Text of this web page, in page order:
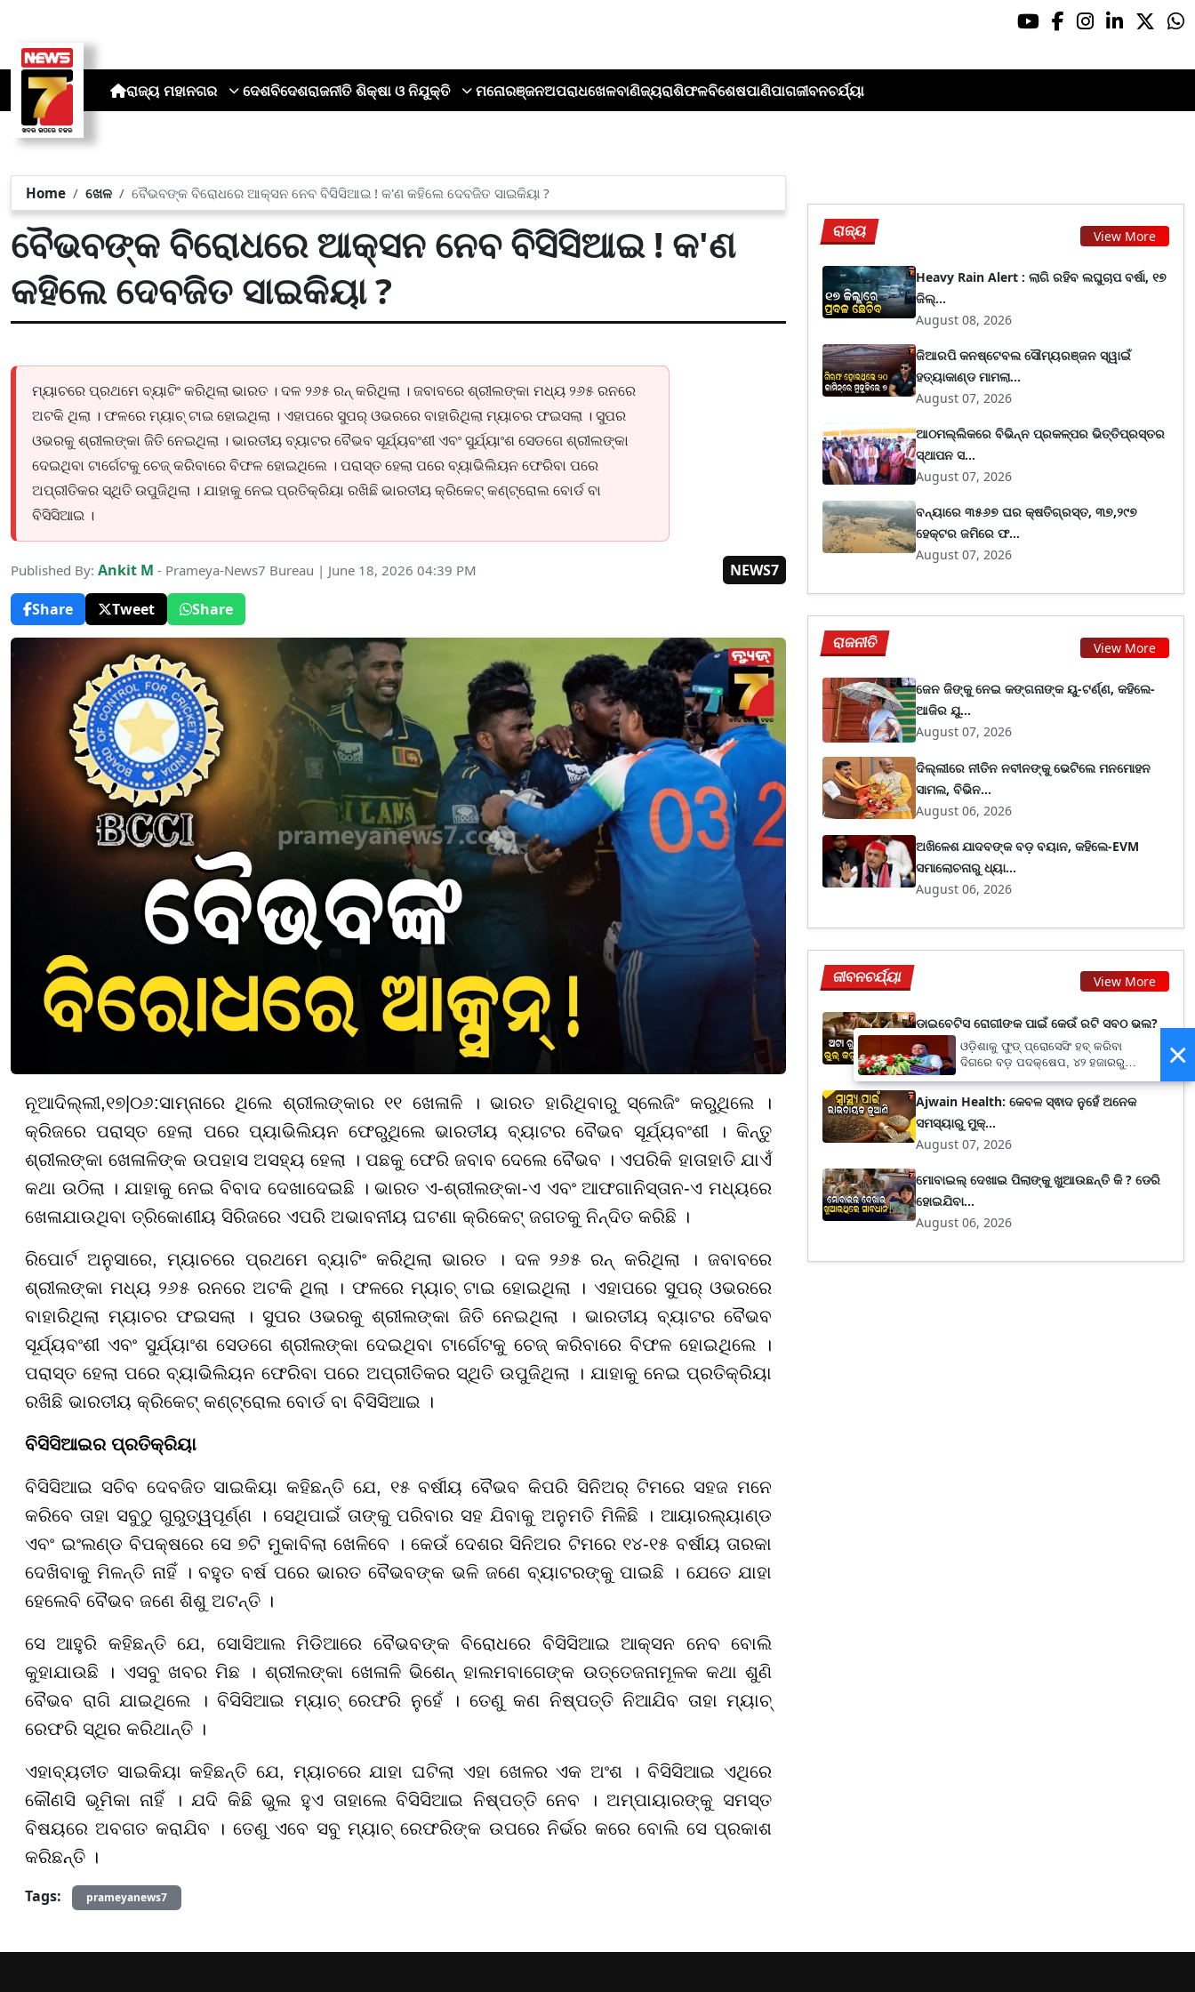
ରାଜ୍ୟ ମହାନଗର ଦେଶବିଦେଶରାଜନୀତି ଶିକ୍ଷା ଓ ନିଯୁକ୍ତି ମନୋରଞ୍ଜନଅପରାଧଖେଳବାଣିଜ୍ୟରାଶିଫଳବିଶେଷପାଣିପାଗଜୀବନଚର୍ଯ୍ୟା
Home ଖେଳ ବୈଭବଙ୍କ ବିରୋଧରେ ଆକ୍ସନ ନେବ ବିସିସିଆଇ ! କ'ଣ କହିଲେ ଦେବଜିତ ସାଇକିୟା ?
ବୈଭବଙ୍କ ବିରୋଧରେ ଆକ୍ସନ ନେବ ବିସିସିଆଇ ! କ'ଣ
କହିଲେ ଦେବଜିତ ସାଇକିୟା ?
ମ୍ୟାଚରେ ପ୍ରଥମେ ବ୍ୟାଟିଂ କରିଥିଲା ଭାରତ । ଦଳ ୨୬୫ ରନ୍ କରିଥିଲା । ଜବାବରେ ଶ୍ରୀଲଙ୍କା ମଧ୍ୟ ୨୬୫ ରନରେ
ଅଟକି ଥିଲା । ଫଳରେ ମ୍ୟାଚ୍ ଟାଇ ହୋଇଥିଲା । ଏହାପରେ ସୁପର୍ ଓଭରରେ ବାହାରିଥିଲା ମ୍ୟାଚର ଫଇସଲା । ସୁପର
ଓଭରକୁ ଶ୍ରୀଲଙ୍କା ଜିତି ନେଇଥିଲା । ଭାରତୀୟ ବ୍ୟାଟର ବୈଭବ ସୂର୍ଯ୍ୟବଂଶୀ ଏବଂ ସୁର୍ଯ୍ୟାଂଶ ସେଡଗେ ଶ୍ରୀଲଙ୍କା
ଦେଇଥିବା ଟାର୍ଗେଟକୁ ଚେଜ୍ କରିବାରେ ବିଫଳ ହୋଇଥିଲେ । ପରାସ୍ତ ହେଲା ପରେ ବ୍ୟାଭିଲିୟନ ଫେରିବା ପରେ
ଅପ୍ରୀତିକର ସ୍ଥିତି ଉପୁଜିଥିଲା । ଯାହାକୁ ନେଇ ପ୍ରତିକ୍ରିୟା ରଖିଛି ଭାରତୀୟ କ୍ରିକେଟ୍ କଣ୍ଟ୍ରୋଲ ବୋର୍ଡ ବା
ବିସିସିଆଇ ।
Published By: Ankit M - Prameya-News7 Bureau | June 18, 2026 04:39 PM
NEWS7
Share
Tweet Share
ନୂଆଦିଲ୍ଲୀ,୧୭|୦୬:ସାମ୍ନାରେ ଥିଲେ ଶ୍ରୀଲଙ୍କାର ୧୧ ଖେଳାଳି । ଭାରତ ହାରିଥିବାରୁ ସ୍ଲେଜିଂ କରୁଥିଲେ ।
କ୍ରିଜରେ ପରାସ୍ତ ହେଲା ପରେ ପ୍ୟାଭିଲିୟନ ଫେରୁଥିଲେ ଭାରତୀୟ ବ୍ୟାଟର ବୈଭବ ସୂର୍ଯ୍ୟବଂଶୀ । କିନ୍ତୁ
ଶ୍ରୀଲଙ୍କା ଖେଳାଳିଙ୍କ ଉପହାସ ଅସହ୍ୟ ହେଲା । ପଛକୁ ଫେରି ଜବାବ ଦେଲେ ବୈଭବ । ଏପରିକି ହାତାହାତି ଯାଏଁ
କଥା ଉଠିଲା । ଯାହାକୁ ନେଇ ବିବାଦ ଦେଖାଦେଇଛି । ଭାରତ ଏ-ଶ୍ରୀଲଙ୍କା-ଏ ଏବଂ ଆଫଗାନିସ୍ତାନ-ଏ ମଧ୍ୟରେ
ଖେଳାଯାଉଥିବା ତ୍ରିକୋଣୀୟ ସିରିଜରେ ଏପରି ଅଭାବନୀୟ ଘଟଣା କ୍ରିକେଟ୍ ଜଗତକୁ ନିନ୍ଦିତ କରିଛି ।
ରିପୋର୍ଟ ଅନୁସାରେ, ମ୍ୟାଚରେ ପ୍ରଥମେ ବ୍ୟାଟିଂ କରିଥିଲା ଭାରତ । ଦଳ ୨୬୫ ରନ୍ କରିଥିଲା । ଜବାବରେ
ଶ୍ରୀଲଙ୍କା ମଧ୍ୟ ୨୬୫ ରନରେ ଅଟକି ଥିଲା । ଫଳରେ ମ୍ୟାଚ୍ ଟାଇ ହୋଇଥିଲା । ଏହାପରେ ସୁପର୍ ଓଭରରେ
ବାହାରିଥିଲା ମ୍ୟାଚର ଫଇସଲା । ସୁପର ଓଭରକୁ ଶ୍ରୀଲଙ୍କା ଜିତି ନେଇଥିଲା । ଭାରତୀୟ ବ୍ୟାଟର ବୈଭବ
ସୂର୍ଯ୍ୟବଂଶୀ ଏବଂ ସୁର୍ଯ୍ୟାଂଶ ସେଡଗେ ଶ୍ରୀଲଙ୍କା ଦେଇଥିବା ଟାର୍ଗେଟକୁ ଚେଜ୍ କରିବାରେ ବିଫଳ ହୋଇଥିଲେ ।
ପରାସ୍ତ ହେଲା ପରେ ବ୍ୟାଭିଲିୟନ ଫେରିବା ପରେ ଅପ୍ରୀତିକର ସ୍ଥିତି ଉପୁଜିଥିଲା । ଯାହାକୁ ନେଇ ପ୍ରତିକ୍ରିୟା
ରଖିଛି ଭାରତୀୟ କ୍ରିକେଟ୍ କଣ୍ଟ୍ରୋଲ ବୋର୍ଡ ବା ବିସିସିଆଇ ।
ବିସିସିଆଇର ପ୍ରତିକ୍ରିୟା
ବିସିସିଆଇ ସଚିବ ଦେବଜିତ ସାଇକିୟା କହିଛନ୍ତି ଯେ, ୧୫ ବର୍ଷୀୟ ବୈଭବ କିପରି ସିନିଅର୍ ଟିମରେ ସହଜ ମନେ
କରିବେ ତାହା ସବୁଠୁ ଗୁରୁତ୍ୱପୂର୍ଣ୍ଣ । ସେଥିପାଇଁ ତାଙ୍କୁ ପରିବାର ସହ ଯିବାକୁ ଅନୁମତି ମିଳିଛି । ଆୟାରଲ୍ୟାଣ୍ଡ
ଏବଂ ଇଂଲଣ୍ଡ ବିପକ୍ଷରେ ସେ ୭ଟି ମୁକାବିଲା ଖେଳିବେ । କେଉଁ ଦେଶର ସିନିଅର ଟିମରେ ୧୪-୧୫ ବର୍ଷୀୟ ତାରକା
ଦେଖିବାକୁ ମିଳନ୍ତି ନାହିଁ । ବହୁତ ବର୍ଷ ପରେ ଭାରତ ବୈଭବଙ୍କ ଭଳି ଜଣେ ବ୍ୟାଟରଙ୍କୁ ପାଇଛି । ଯେତେ ଯାହା
ହେଲେବି ବୈଭବ ଜଣେ ଶିଶୁ ଅଟନ୍ତି ।
ସେ ଆହୁରି କହିଛନ୍ତି ଯେ, ସୋସିଆଲ ମିଡିଆରେ ବୈଭବଙ୍କ ବିରୋଧରେ ବିସିସିଆଇ ଆକ୍ସନ ନେବ ବୋଲି
କୁହାଯାଉଛି । ଏସବୁ ଖବର ମିଛ । ଶ୍ରୀଲଙ୍କା ଖେଳାଳି ଭିଶେନ୍ ହାଲମବାଗେଙ୍କ ଉତ୍ତେଜନାମୂଳକ କଥା ଶୁଣି
ବୈଭବ ରାଗି ଯାଇଥିଲେ । ବିସିସିଆଇ ମ୍ୟାଚ୍ ରେଫରି ନୁହେଁ । ତେଣୁ କଣ ନିଷ୍ପତ୍ତି ନିଆଯିବ ତାହା ମ୍ୟାଚ୍
ରେଫରି ସ୍ଥିର କରିଥାନ୍ତି ।
ଏହାବ୍ୟତୀତ ସାଇକିୟା କହିଛନ୍ତି ଯେ, ମ୍ୟାଚରେ ଯାହା ଘଟିଲା ଏହା ଖେଳର ଏକ ଅଂଶ । ବିସିସିଆଇ ଏଥିରେ
କୌଣସି ଭୂମିକା ନାହିଁ । ଯଦି କିଛି ଭୁଲ ହୁଏ ତାହାଲେ ବିସିସିଆଇ ନିଷ୍ପତ୍ତି ନେବ । ଅମ୍ପାୟାରଙ୍କୁ ସମସ୍ତ
ବିଷୟରେ ଅବଗତ କରାଯିବ । ତେଣୁ ଏବେ ସବୁ ମ୍ୟାଚ୍ ରେଫରିଙ୍କ ଉପରେ ନିର୍ଭର କରେ ବୋଲି ସେ ପ୍ରକାଶ
କରିଛନ୍ତି ।
Tags:
prameyanews7
ରାଜ୍ୟ View More
Heavy Rain Alert : ଲାଗି ରହିବ ଲଘୁଚାପ ବର୍ଷା, ୧୭
ଜିଲ୍...
August 08, 2026
ଜିଆରପି କନଷ୍ଟେବଲ ସୌମ୍ୟରଞ୍ଜନ ସ୍ୱାଇଁ
ହତ୍ୟାକାଣ୍ଡ ମାମଲା...
August 07, 2026
ଆଠମଲ୍ଲିକରେ ବିଭିନ୍ନ ପ୍ରକଳ୍ପର ଭିତ୍ତିପ୍ରସ୍ତର
ସ୍ଥାପନ ସ...
August 07, 2026
ବନ୍ୟାରେ ୩୫୬୭ ଘର କ୍ଷତିଗ୍ରସ୍ତ, ୩୭,୨୯୭
ହେକ୍ଟର ଜମିରେ ଫ...
August 07, 2026
ରାଜନୀତି View More
ଜେନ ଜିଙ୍କୁ ନେଇ କଙ୍ଗନାଙ୍କ ୟୁ-ଟର୍ଣ୍ଣ, କହିଲେ-
ଆଜିର ଯୁ...
August 07, 2026
ଦିଲ୍ଲୀରେ ନୀତିନ ନବୀନଙ୍କୁ ଭେଟିଲେ ମନମୋହନ
ସାମଲ, ବିଭିନ...
August 06, 2026
ଅଖିଳେଶ ଯାଦବଙ୍କ ବଡ଼ ବୟାନ, କହିଲେ-EVM
ସମାଲୋଚନାରୁ ଧ୍ୟା...
August 06, 2026
ଜୀବନଚର୍ଯ୍ୟା View More
ଡାଇବେଟିସ୍ ରୋଗୀଙ୍କ ପାଇଁ କେଉଁ ରୁଟି ସବୁଠୁ ଭଲ?
ଗହମ ବଦଳ...
August 07, 2026
Ajwain Health: କେବଳ ସ୍ଵାଦ ନୁହେଁ ଅନେକ
ସମସ୍ୟାରୁ ମୁକ୍...
August 07, 2026
ମୋବାଇଲ୍ ଦେଖାଇ ପିଲାଙ୍କୁ ଖୁଆଉଛନ୍ତି କି ? ଡେରି
ହୋଇଯିବା...
August 06, 2026
×
ଓଡ଼ିଶାକୁ ଫୁଡ୍ ପ୍ରୋସେସିଂ ହବ୍ କରିବା
ଦିଗରେ ବଡ଼ ପଦକ୍ଷେପ, ୪୨ ହଜାରରୁ
ଅଧିକ ନିଯୁକ୍ତି ସୁଯୋଗ